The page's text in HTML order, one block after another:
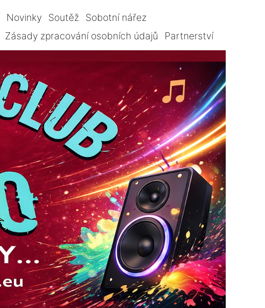
Novinky Soutěž
Sobotní nářez
Zásady zpracování osobních údajů Partnerství